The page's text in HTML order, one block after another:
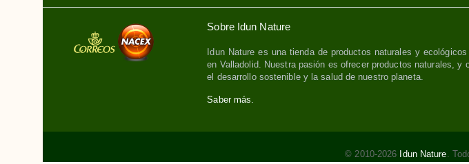
Sobre Idun Nature
Idun Nature es una tienda de productos naturales y
en Valladolid. Nuestra pasión es ofrecer productos naturales,
el desarrollo sostenible y la salud de nuestro planeta.
Saber más.
© 2010-2026 Idun Nature .